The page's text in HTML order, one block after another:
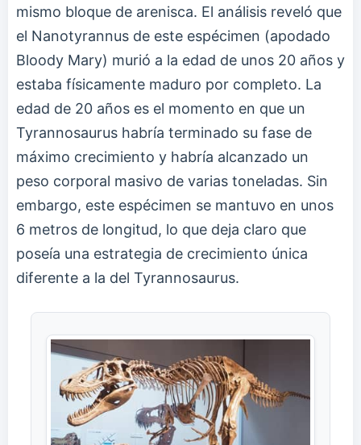
mismo bloque de arenisca. El análisis reveló que
el Nanotyrannus de este espécimen (apodado
Bloody Mary) murió a la edad de unos 20 años y
estaba físicamente maduro por completo. La
edad de 20 años es el momento en que un
Tyrannosaurus habría terminado su fase de
máximo crecimiento y habría alcanzado un
peso corporal masivo de varias toneladas. Sin
embargo, este espécimen se mantuvo en unos
6 metros de longitud, lo que deja claro que
poseía una estrategia de crecimiento única
diferente a la del Tyrannosaurus.